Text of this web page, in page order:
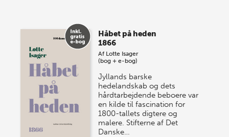
Håbet på heden
1866
Af Lotte Isager
(bog + e-bog)
Jyllands barske
hedelandskab og dets
hårdtarbejdende beboere var
en kilde til fascination for
1800-tallets digtere og
malere. Stifterne af Det
Danske…